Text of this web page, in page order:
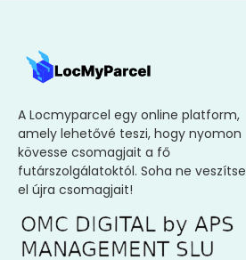
A Locmyparcel egy online platform,
amely lehetővé teszi, hogy nyomon
kövesse csomagjait a fő
futárszolgálatoktól. Soha ne veszítse
el újra csomagjait!